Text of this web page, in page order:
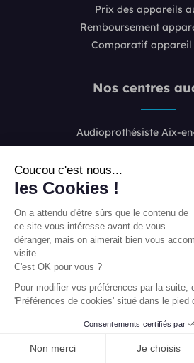
Coucou c'est nous...
les Cookies !
On a attendu d'être sûrs que le contenu de
ce site vous intéresse avant de vous
déranger, mais on aimerait bien vous
visite...
C'est OK pour vous ?
Pour modifier vos préférences par la suite,
'Préférences de cookies' situé dans le pied
Consentements certifiés par
Non merci Je choisis
Prix des appareils
Remboursement
Comparatif
Nos centres
Audioprothésiste Aix-
Audioprothésiste
Audioprothésiste
Audioprothésiste
Audioprothésiste
Audioprothésiste
Audioprothésiste
Audioprothésiste
Audioprothésiste
Audioprothésiste